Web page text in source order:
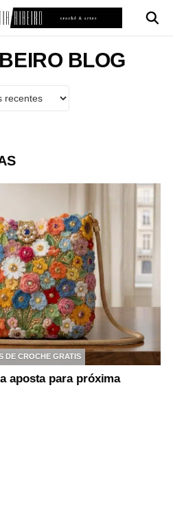
BLOG
DE CROCHE GRATIS
aposta para próxima